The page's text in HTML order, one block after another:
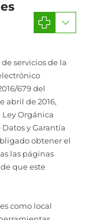
servicios de la
679 del
abril de 2016,
Ley Orgánica
y Garantía
obtener el
las páginas
que este
como local